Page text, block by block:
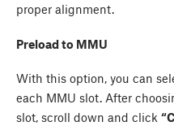
proper alignment.
Preload to MMU
With this option, you can
each MMU slot. After
slot, scroll down and click